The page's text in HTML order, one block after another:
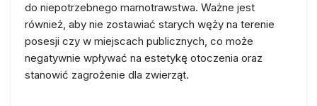
do niepotrzebnego marnotrawstwa. Ważne jest
również, aby nie zostawiać starych węży na terenie
posesji czy w miejscach publicznych, co może
negatywnie wpływać na estetykę otoczenia oraz
stanowić zagrożenie dla zwierząt.